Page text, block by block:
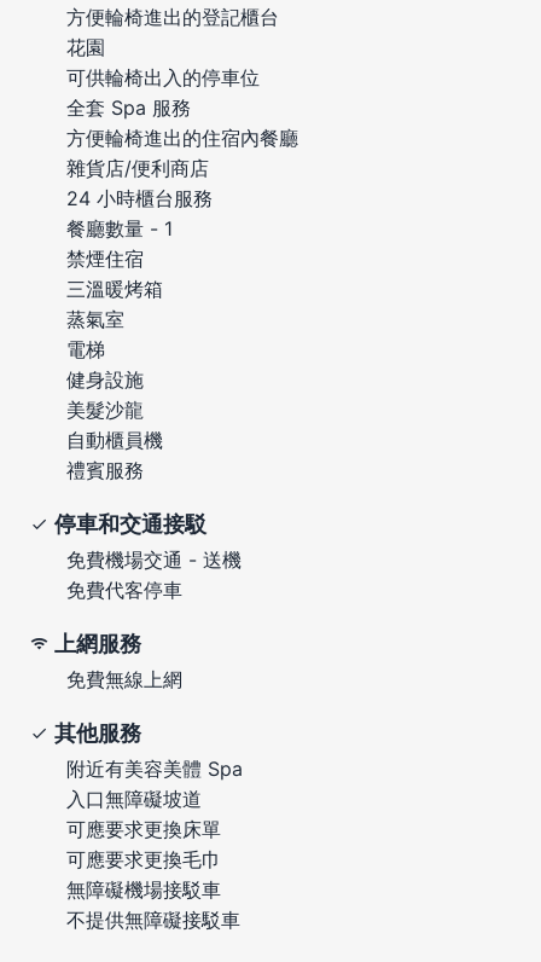
方便輪椅進出的登記櫃台
花園
可供輪椅出入的停車位
全套 Spa 服務
方便輪椅進出的住宿內餐廳
雜貨店/便利商店
24 小時櫃台服務
餐廳數量 - 1
禁煙住宿
三溫暖烤箱
蒸氣室
電梯
健身設施
美髮沙龍
自動櫃員機
禮賓服務
停車和交通接駁
免費機場交通 - 送機
免費代客停車
上網服務
免費無線上網
其他服務
附近有美容美體 Spa
入口無障礙坡道
可應要求更換床單
可應要求更換毛巾
無障礙機場接駁車
不提供無障礙接駁車